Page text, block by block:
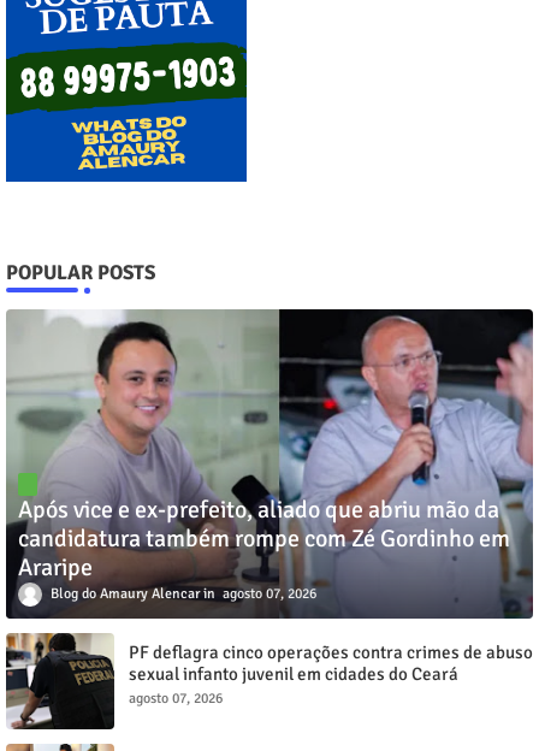
POPULAR POSTS
Após vice e ex-prefeito, aliado que abriu mão da
candidatura também rompe com Zé Gordinho em
Araripe
Blog do Amaury Alencar agosto 07, 2026
PF deflagra cinco operações contra crimes de abuso
sexual infanto juvenil em cidades do Ceará
agosto 07, 2026